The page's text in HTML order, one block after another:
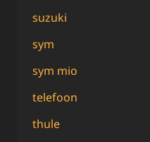
suzuki
sym
sym mio
telefoon
thule